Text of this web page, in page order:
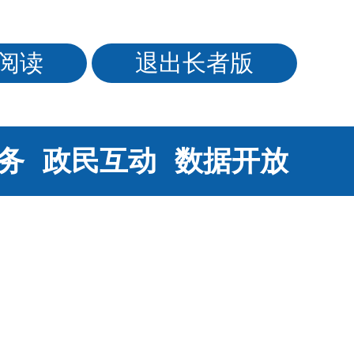
读 退出长者版
政民互动 数据开放